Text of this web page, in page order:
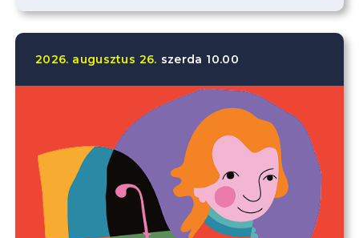
2026. augusztus 26. szerda 10.00